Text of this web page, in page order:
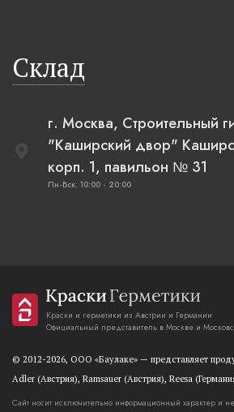
Склад
г. Москва, Строительный
"Каширский двор"
корп. 1, павильон № 31
Пн-Вск: 10:00 - 20:00
Краски и герметики из Австрии и Германии
Официальный представитель в Москве и
© 2012-2026, OOO «Баулаке» — представляет
Adler (Австрия), Ramsauer (Австрия), Reesa
Сайт носит исключительно информационный характер и